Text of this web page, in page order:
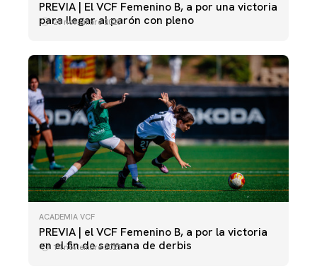
PREVIA | El VCF Femenino B, a por una victoria
para llegar al parón con pleno
20 noviembre 2025
ACADEMIA VCF
PREVIA | el VCF Femenino B, a por la victoria
en el fin de semana de derbis
14 noviembre 2025